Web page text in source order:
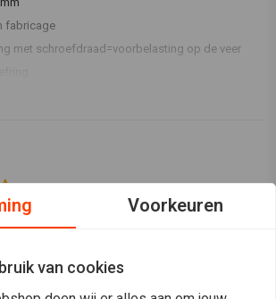
fabricage
met schroefdraad=voorbelasting op de veer
knop aan de onderzijde=afstelling op de
uitgaande demping.
verstelling op het reservoir
compressie is instelbaar.
(0 beoordelingen)
Voorkeuren
van cookies